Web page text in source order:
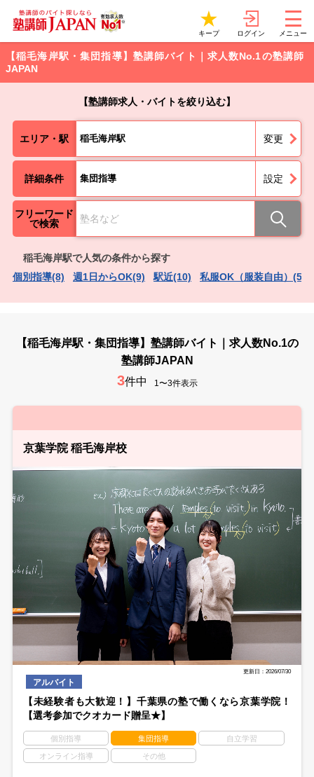
キープ ログイン メニュー
【稲毛海岸駅・集団指導】塾講師バイト｜求人数No.1の塾講師
JAPAN
【塾講師求人・バイトを絞り込む】
エリア・駅 稲毛海岸駅 変更
詳細条件 集団指導 設定
フリーワード
で検索
稲毛海岸駅で人気の条件から探す
個別指導(8)
週1日からOK(9) 駅近(10) 私服OK（服装自由）(5)
【稲毛海岸駅・集団指導】塾講師バイト｜求人数No.1の
塾講師JAPAN
3件中 1〜3件表示
京葉学院 稲毛海岸校
更新日：2026/07/30
アルバイト
【未経験者も大歓迎！】千葉県の塾で働くなら京葉学院！
【選考参加でクオカード贈呈★】
個別指導 集団指導 自立学習
オンライン指導 その他